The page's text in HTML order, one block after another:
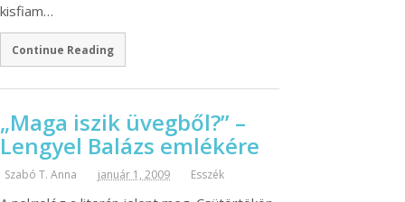
kisfiam…
Continue Reading
„Maga iszik üvegből?” –
Lengyel Balázs emlékére
Szabó T. Anna január 1, 2009 Esszék